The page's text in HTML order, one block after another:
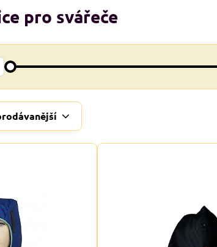
pro svářeče